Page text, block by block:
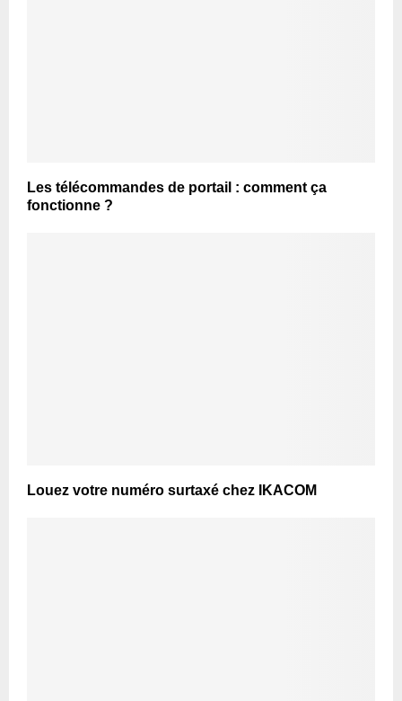
Les télécommandes de portail : comment ça
fonctionne ?
Louez votre numéro surtaxé chez IKACOM